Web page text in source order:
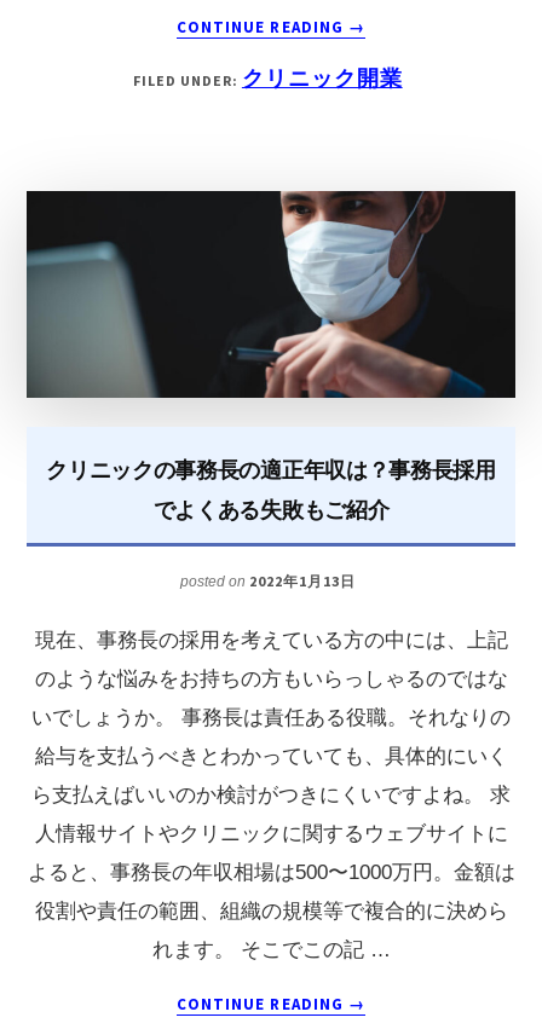
CONTINUE READING ABOUT
「開
は
患
者
が
来
不
解
消
す
る
3
つ
の
集
患
→
FILED UNDER: クリニック開業
クリニックの事務長の適正年収は？事務長採用
でよくある失敗もご紹介
posted on 2022年1月13日
現在、事務長の採用を考えている方の中には、上記
のような悩みをお持ちの方もいらっしゃるのではな
いでしょうか。 事務長は責任ある役職。それなりの
給与を支払うべきとわかっていても、具体的にいく
ら支払えばいいのか検討がつきにくいですよね。 求
人情報サイトやクリニックに関するウェブサイトに
よると、事務長の年収相場は500〜1000万円。金額は
役割や責任の範囲、組織の規模等で複合的に決めら
れます。 そこでこの記 …
CONTINUE READING ABOUT
→